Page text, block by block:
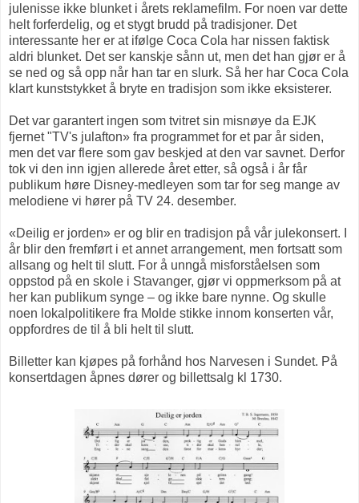
julenisse ikke blunket i årets reklamefilm. For noen var dette
helt forferdelig, og et stygt brudd på tradisjoner. Det
interessante her er at ifølge Coca Cola har nissen faktisk
aldri blunket. Det ser kanskje sånn ut, men det han gjør er å
se ned og så opp når han tar en slurk. Så her har Coca Cola
klart kunststykket å bryte en tradisjon som ikke eksisterer.
Det var garantert ingen som tvitret sin misnøye da EJK
fjernet "TV's julafton» fra programmet for et par år siden,
men det var flere som gav beskjed at den var savnet. Derfor
tok vi den inn igjen allerede året etter, så også i år får
publikum høre Disney-medleyen som tar for seg mange av
melodiene vi hører på TV 24. desember.
«Deilig er jorden» er og blir en tradisjon på vår julekonsert. I
år blir den fremført i et annet arrangement, men fortsatt som
allsang og helt til slutt. For å unngå misforståelsen som
oppstod på en skole i Stavanger, gjør vi oppmerksom på at
her kan publikum synge – og ikke bare nynne. Og skulle
noen lokalpolitikere fra Molde stikke innom konserten vår,
oppfordres de til å bli helt til slutt.
Billetter kan kjøpes på forhånd hos Narvesen i Sundet. På
konsertdagen åpnes dører og billettsalg kl 1730.